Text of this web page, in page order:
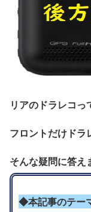
リアのドラレコっ
フロントだけドラ
そんな疑問に答え
◆本記事のテー